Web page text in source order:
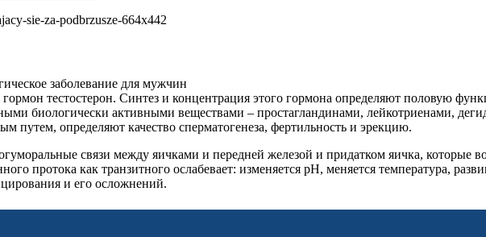
заболевание для мужчин
тестостерон. Синтез и концентрация этого гормона определяют половую
биологически активными веществами – простагландинами, лейкотриенами,
путем, определяют качество сперматогенеза, фертильность и эрекцию.
связи между яичками и передней железой и придатком яичка, которые
протока как транзитного ослабевает: изменяется рН, меняется температура,
и его осложнений.